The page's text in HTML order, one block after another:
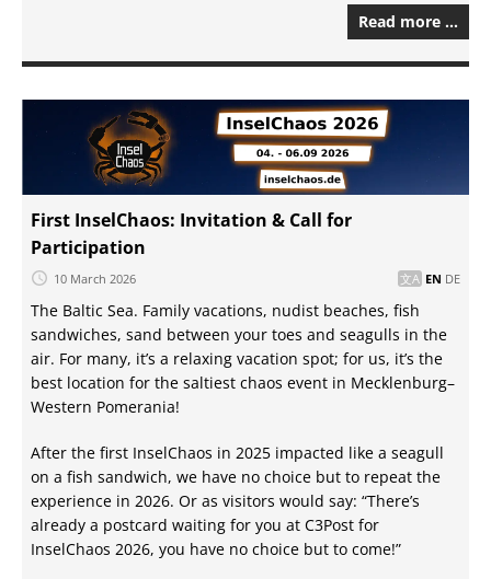
Read more …
First InselChaos: Invitation & Call for
Participation
10 March 2026 EN DE
The Baltic Sea. Family vacations, nudist beaches, fish
sandwiches, sand between your toes and seagulls in the
air. For many, it’s a relaxing vacation spot; for us, it’s the
best location for the saltiest chaos event in Mecklenburg–
Western Pomerania!
After the first InselChaos in 2025 impacted like a seagull
on a fish sandwich, we have no choice but to repeat the
experience in 2026. Or as visitors would say: “There’s
already a postcard waiting for you at C3Post for
InselChaos 2026, you have no choice but to come!”